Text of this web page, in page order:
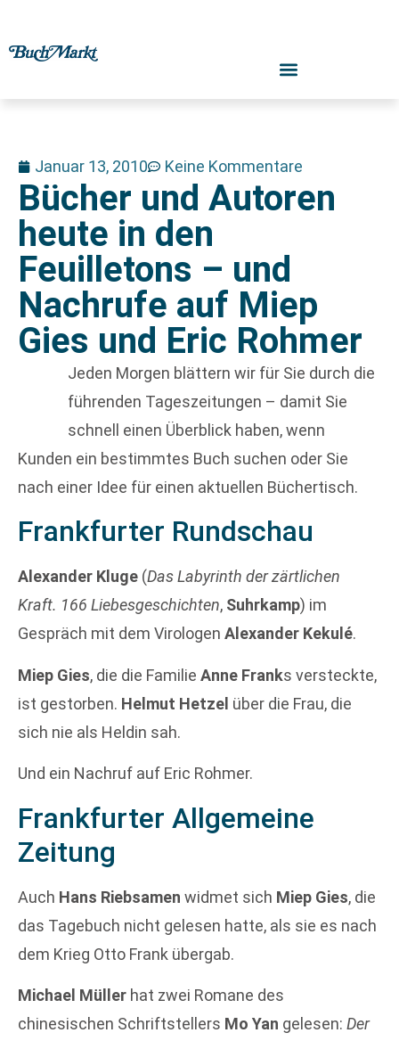
Januar 13, 2010 Keine Kommentare
Bücher und Autoren
heute in den
Feuilletons – und
Nachrufe auf Miep
Gies und Eric Rohmer
Jeden Morgen blättern wir für Sie durch die
führenden Tageszeitungen – damit Sie
schnell einen Überblick haben, wenn
Kunden ein bestimmtes Buch suchen oder Sie
nach einer Idee für einen aktuellen Büchertisch.
Frankfurter Rundschau
Alexander Kluge (Das Labyrinth der zärtlichen
Kraft. 166 Liebesgeschichten, Suhrkamp) im
Gespräch mit dem Virologen Alexander Kekulé.
Miep Gies, die die Familie Anne Franks versteckte,
ist gestorben. Helmut Hetzel über die Frau, die
sich nie als Heldin sah.
Und ein Nachruf auf Eric Rohmer.
Frankfurter Allgemeine
Zeitung
Auch Hans Riebsamen widmet sich Miep Gies, die
das Tagebuch nicht gelesen hatte, als sie es nach
dem Krieg Otto Frank übergab.
Michael Müller hat zwei Romane des
chinesischen Schriftstellers Mo Yan gelesen: Der